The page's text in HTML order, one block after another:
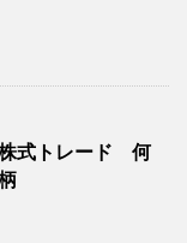
式トレード 何